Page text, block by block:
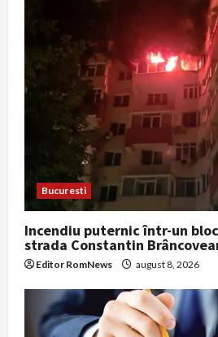
Bucuresti
Incendiu puternic într-un
strada Constantin
Editor RomNews august 8, 2026